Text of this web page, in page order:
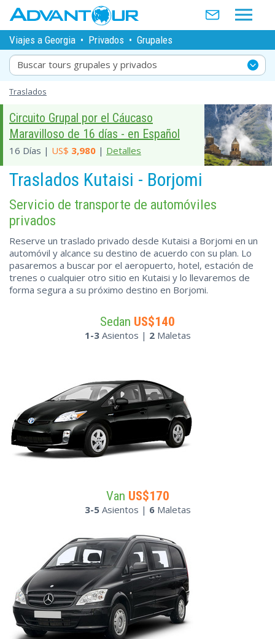
Viajes a Georgia • Privados • Grupales
Buscar tours grupales y privados
Traslados
Circuito Grupal por el Cáucaso
Maravilloso de 16 días - en Español
16 Días | US$ 3,980 | Detalles
Traslados Kutaisi - Borjomi
Servicio de transporte de automóviles
privados
Reserve un traslado privado desde Kutaisi a Borjomi en un
automóvil y alcance su destino de acuerdo con su plan. Lo
pasaremos a buscar por el aeropuerto, hotel, estación de
trenes o cualquier otro sitio en Kutaisi y lo llevaremos de
forma segura a su próximo destino en Borjomi.
Sedan US$140
1-3Asientos | 2Maletas
Van US$170
3-5Asientos | 6Maletas